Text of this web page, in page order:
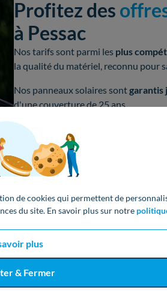
de cookies qui permettent de
du site. En savoir plus sur notre
plus
& Fermer
Profitez des
à Pessac
Nos tarifs sont parmi les plus
la qualité du matériel, reconnu pour
Nos panneaux solaires sontgarantis
d'une couverture de 25 ans.